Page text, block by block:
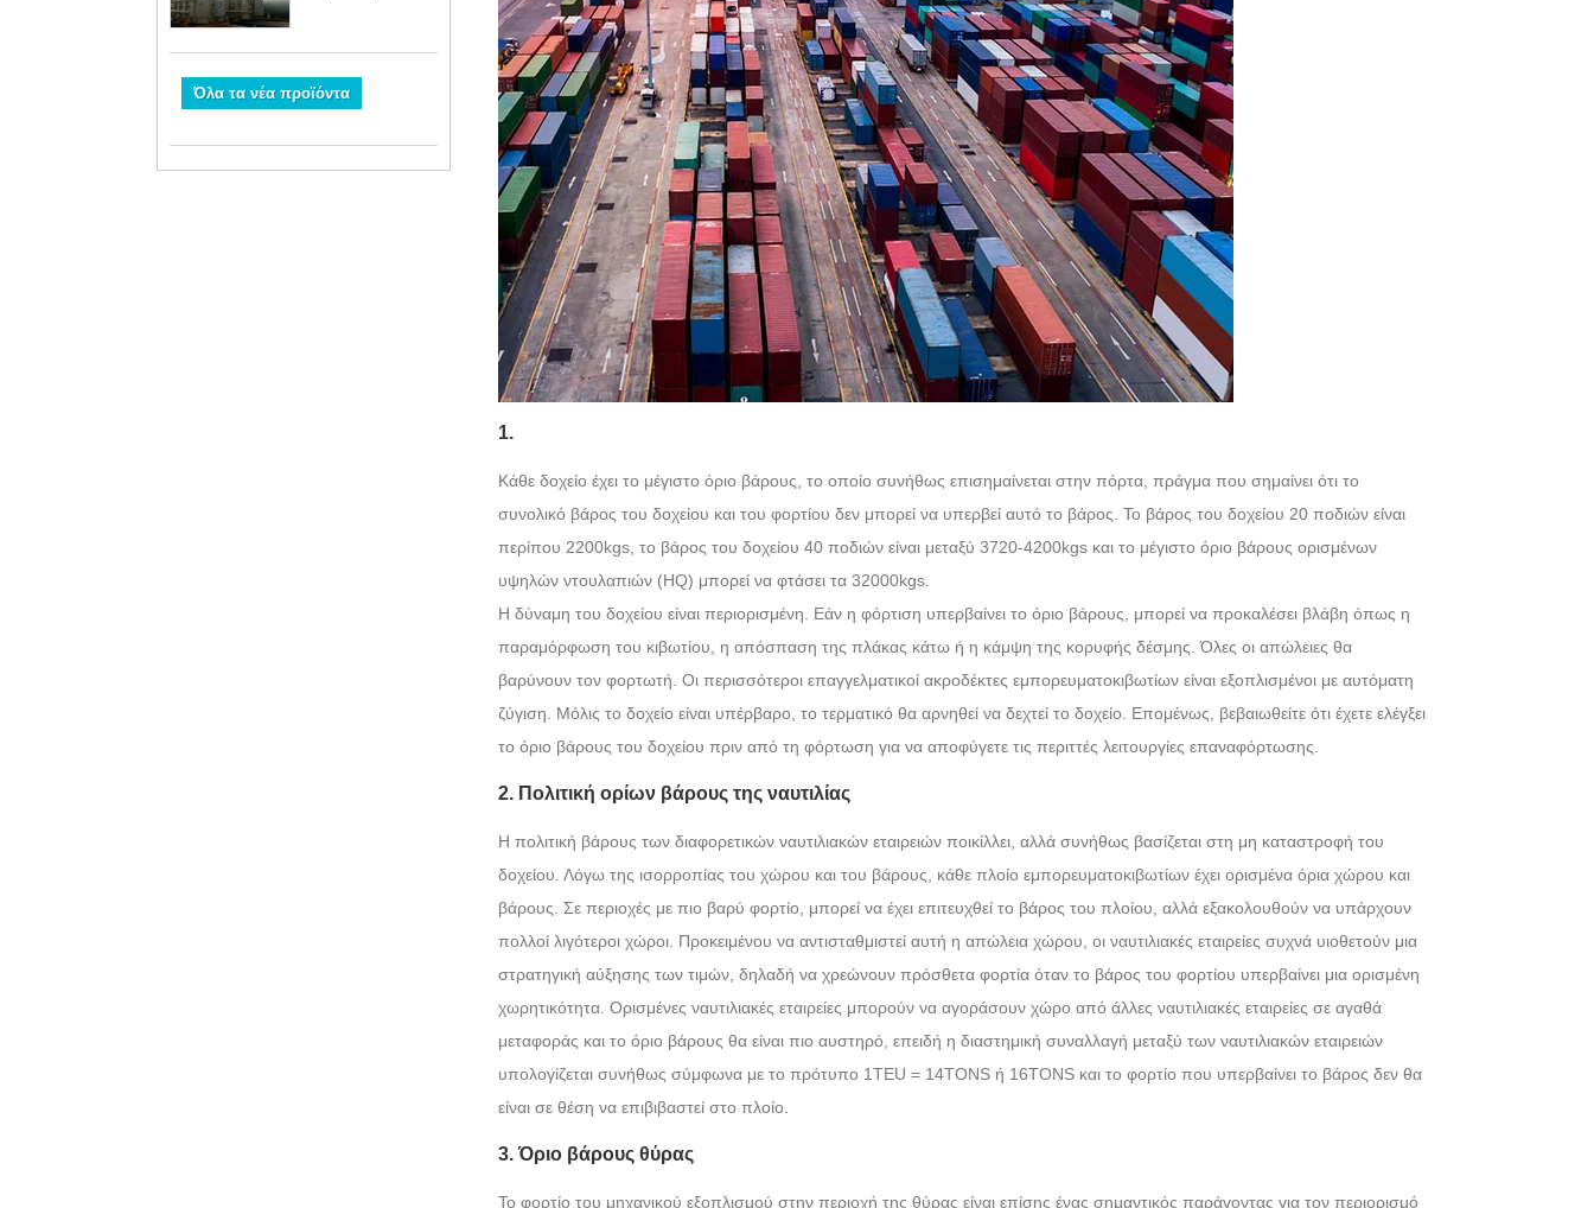
Όλα τα νέα προϊόντα
1.
Κάθε δοχείο έχει το μέγιστο όριο βάρους, το οποίο συνήθως επισημαίνεται στην πόρτα, πράγμα που σημαίνει ότι το
συνολικό βάρος του δοχείου και του φορτίου δεν μπορεί να υπερβεί αυτό το βάρος. Το βάρος του δοχείου 20 ποδιών είναι
περίπου 2200kgs, το βάρος του δοχείου 40 ποδιών είναι μεταξύ 3720-4200kgs και το μέγιστο όριο βάρους ορισμένων
υψηλών ντουλαπιών (HQ) μπορεί να φτάσει τα 32000kgs.
Η δύναμη του δοχείου είναι περιορισμένη. Εάν η φόρτιση υπερβαίνει το όριο βάρους, μπορεί να προκαλέσει βλάβη όπως η
παραμόρφωση του κιβωτίου, η απόσπαση της πλάκας κάτω ή η κάμψη της κορυφής δέσμης. Όλες οι απώλειες θα
βαρύνουν τον φορτωτή. Οι περισσότεροι επαγγελματικοί ακροδέκτες εμπορευματοκιβωτίων είναι εξοπλισμένοι με αυτόματη
ζύγιση. Μόλις το δοχείο είναι υπέρβαρο, το τερματικό θα αρνηθεί να δεχτεί το δοχείο. Επομένως, βεβαιωθείτε ότι έχετε ελέγξει
το όριο βάρους του δοχείου πριν από τη φόρτωση για να αποφύγετε τις περιττές λειτουργίες επαναφόρτωσης.
2. Πολιτική ορίων βάρους της ναυτιλίας
Η πολιτική βάρους των διαφορετικών ναυτιλιακών εταιρειών ποικίλλει, αλλά συνήθως βασίζεται στη μη καταστροφή του
δοχείου. Λόγω της ισορροπίας του χώρου και του βάρους, κάθε πλοίο εμπορευματοκιβωτίων έχει ορισμένα όρια χώρου και
βάρους. Σε περιοχές με πιο βαρύ φορτίο, μπορεί να έχει επιτευχθεί το βάρος του πλοίου, αλλά εξακολουθούν να υπάρχουν
πολλοί λιγότεροι χώροι. Προκειμένου να αντισταθμιστεί αυτή η απώλεια χώρου, οι ναυτιλιακές εταιρείες συχνά υιοθετούν μια
στρατηγική αύξησης των τιμών, δηλαδή να χρεώνουν πρόσθετα φορτία όταν το βάρος του φορτίου υπερβαίνει μια ορισμένη
χωρητικότητα. Ορισμένες ναυτιλιακές εταιρείες μπορούν να αγοράσουν χώρο από άλλες ναυτιλιακές εταιρείες σε αγαθά
μεταφοράς και το όριο βάρους θα είναι πιο αυστηρό, επειδή η διαστημική συναλλαγή μεταξύ των ναυτιλιακών εταιρειών
υπολογίζεται συνήθως σύμφωνα με το πρότυπο 1TEU = 14TONS ή 16TONS και το φορτίο που υπερβαίνει το βάρος δεν θα
είναι σε θέση να επιβιβαστεί στο πλοίο.
3. Όριο βάρους θύρας
Το φορτίο του μηχανικού εξοπλισμού στην περιοχή της θύρας είναι επίσης ένας σημαντικός παράγοντας για τον περιορισμό